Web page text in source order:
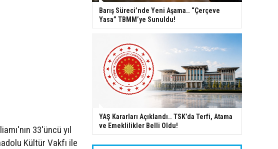
33'üncü yıl
Kültür Vakfı ile
Barış Süreci’nde Yeni Aşama.. “Çerçeve
Yasa” TBMM’ye Sunuldu!
YAŞ Kararları Açıklandı.. TSK’da Terfi, Atama
ve Emeklilikler Belli Oldu!